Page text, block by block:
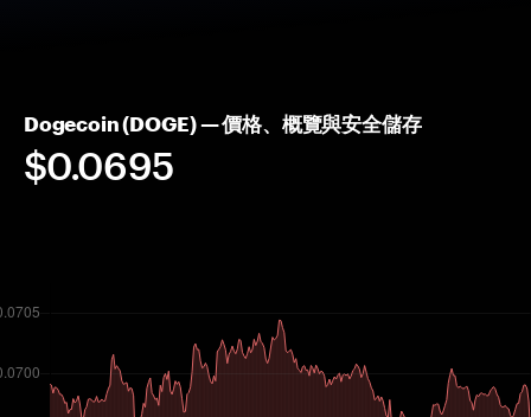
Dogecoin (DOGE) — 價格、概覽與安全儲存
$0.0695